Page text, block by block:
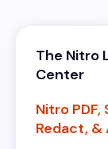
The Nitro
Center
Nitro PDF,
Redact,